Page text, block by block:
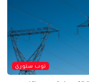
توب ستوري